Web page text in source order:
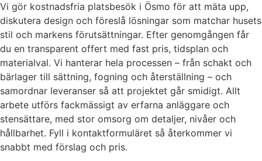
Vi gör kostnadsfria platsbesök i Ösmo för att mäta upp,
diskutera design och föreslå lösningar som matchar husets
stil och markens förutsättningar. Efter genomgången får
du en transparent offert med fast pris, tidsplan och
materialval. Vi hanterar hela processen – från schakt och
bärlager till sättning, fogning och återställning – och
samordnar leveranser så att projektet går smidigt. Allt
arbete utförs fackmässigt av erfarna anläggare och
stensättare, med stor omsorg om detaljer, nivåer och
hållbarhet. Fyll i kontaktformuläret så återkommer vi
snabbt med förslag och pris.